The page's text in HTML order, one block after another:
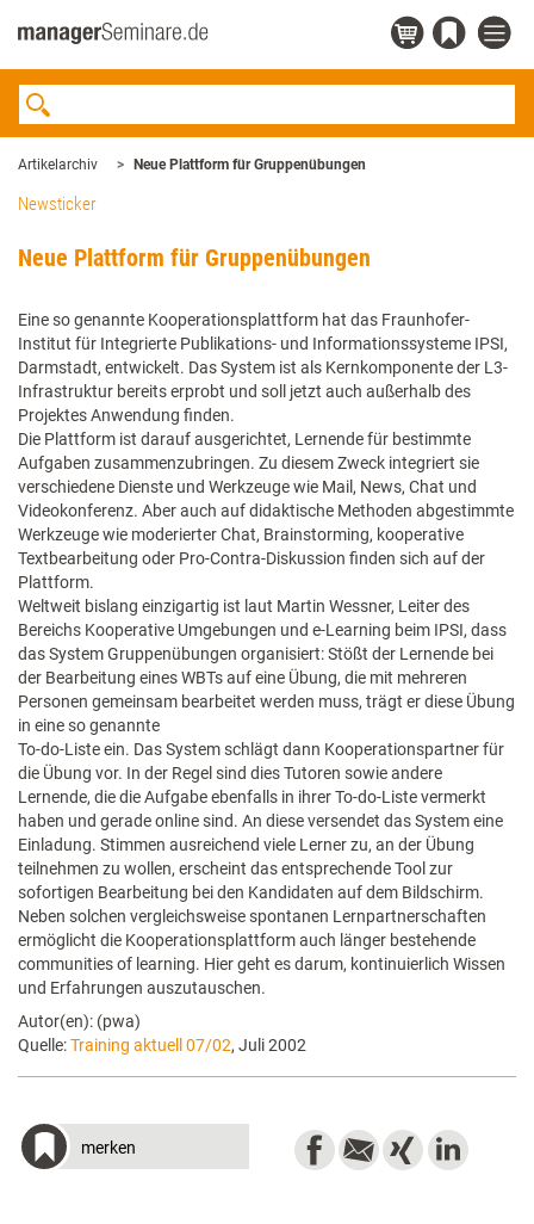
Artikelarchiv Neue Plattform für Gruppenübungen
Newsticker
Neue Plattform für Gruppenübungen
Eine so genannte Kooperationsplattform hat das Fraunhofer-
Institut für Integrierte Publikations- und Informationssysteme IPSI,
Darmstadt, entwickelt. Das System ist als Kernkomponente der L3-
Infrastruktur bereits erprobt und soll jetzt auch außerhalb des
Projektes Anwendung finden.
Die Plattform ist darauf ausgerichtet, Lernende für bestimmte
Aufgaben zusammenzubringen. Zu diesem Zweck integriert sie
verschiedene Dienste und Werkzeuge wie Mail, News, Chat und
Videokonferenz. Aber auch auf didaktische Methoden abgestimmte
Werkzeuge wie moderierter Chat, Brainstorming, kooperative
Textbearbeitung oder Pro-Contra-Diskussion finden sich auf der
Plattform.
Weltweit bislang einzigartig ist laut Martin Wessner, Leiter des
Bereichs Kooperative Umgebungen und e-Learning beim IPSI, dass
das System Gruppenübungen organisiert: Stößt der Lernende bei
der Bearbeitung eines WBTs auf eine Übung, die mit mehreren
Personen gemeinsam bearbeitet werden muss, trägt er diese Übung
in eine so genannte
To-do-Liste ein. Das System schlägt dann Kooperationspartner für
die Übung vor. In der Regel sind dies Tutoren sowie andere
Lernende, die die Aufgabe ebenfalls in ihrer To-do-Liste vermerkt
haben und gerade online sind. An diese versendet das System eine
Einladung. Stimmen ausreichend viele Lerner zu, an der Übung
teilnehmen zu wollen, erscheint das entsprechende Tool zur
sofortigen Bearbeitung bei den Kandidaten auf dem Bildschirm.
Neben solchen vergleichsweise spontanen Lernpartnerschaften
ermöglicht die Kooperationsplattform auch länger bestehende
communities of learning. Hier geht es darum, kontinuierlich Wissen
und Erfahrungen auszutauschen.
Autor(en): (pwa)
Quelle:Training aktuell 07/02, Juli 2002
merken